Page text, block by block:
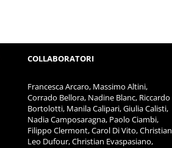
COLLABORATORI
Francesca Arcaro, Massimo Altini,
Corrado Bellora, Nadine Blanc, Riccardo
Bortolotti, Manila Calipari, Giulia Calisti,
Nadia Camposaragna, Paolo Ciambi,
Filippo Clermont, Carol Di Vito, Christian
Leo Dufour, Christian Evaspasiano,